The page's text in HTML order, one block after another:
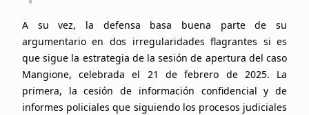
A su vez, la defensa basa buena parte de su
argumentario en dos irregularidades flagrantes si es
que sigue la estrategia de la sesión de apertura del caso
Mangione, celebrada el 21 de febrero de 2025. La
primera, la cesión de información confidencial y de
informes policiales que siguiendo los procesos judiciales